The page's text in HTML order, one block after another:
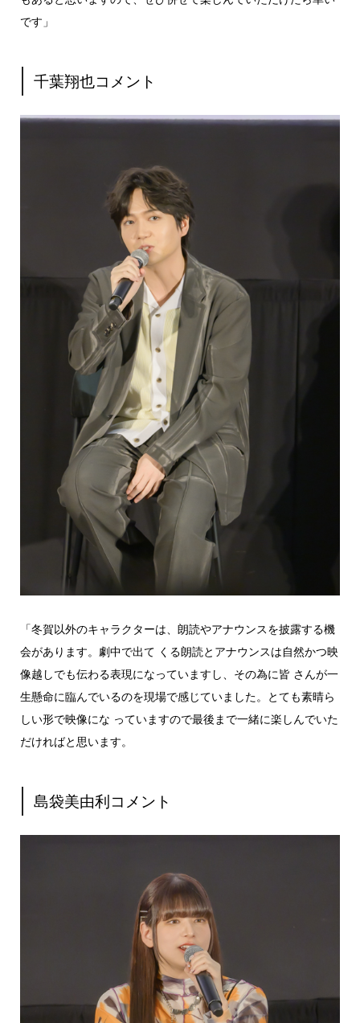
です」
千葉翔也コメント
「冬賀以外のキャラクターは、朗読やアナウンスを披露する機
会があります。劇中で出て くる朗読とアナウンスは自然かつ映
像越しでも伝わる表現になっていますし、その為に皆 さんが一
生懸命に臨んでいるのを現場で感じていました。とても素晴ら
しい形で映像にな っていますので最後まで一緒に楽しんでいた
だければと思います。
島袋美由利コメント